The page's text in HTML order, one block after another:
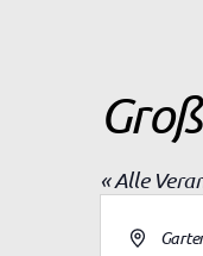
« Alle
A